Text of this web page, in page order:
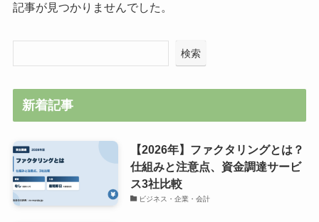
記事が見つかりませんでした。
検索
新着記事
【2026年】ファクタリングとは？
仕組みと注意点、資金調達サービ
ス3社比較
ビジネス・企業・会計